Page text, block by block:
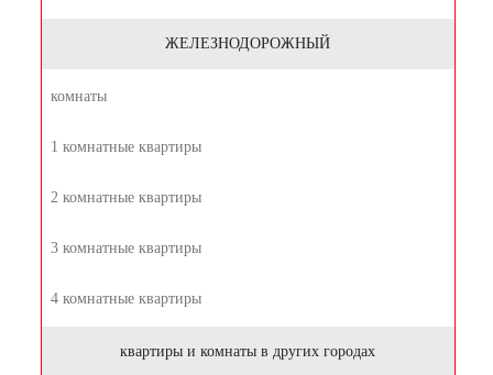
ЖЕЛЕЗНОДОРОЖНЫЙ
комнаты
1 комнатные квартиры
2 комнатные квартиры
3 комнатные квартиры
4 комнатные квартиры
квартиры и комнаты в других городах